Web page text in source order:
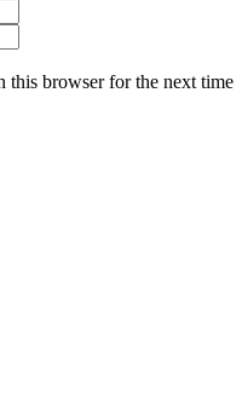
this browser for the next time